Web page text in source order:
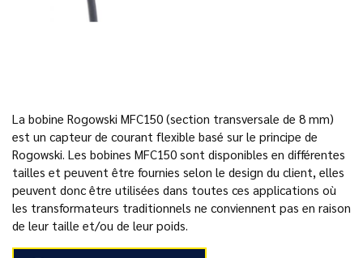
La bobine Rogowski MFC150 (section transversale de 8 mm)
est un capteur de courant flexible basé sur le principe de
Rogowski. Les bobines MFC150 sont disponibles en différentes
tailles et peuvent être fournies selon le design du client, elles
peuvent donc être utilisées dans toutes ces applications où
les transformateurs traditionnels ne conviennent pas en raison
de leur taille et/ou de leur poids.